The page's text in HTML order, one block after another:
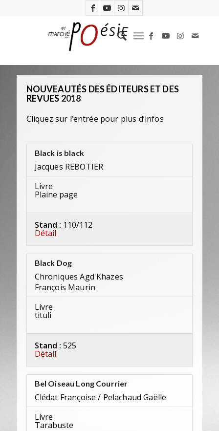
NOUVEAUTÉS DES ÉDITEURS ET DES
REVUES 2018
Cliquez sur l’entrée pour plus d’infos
Black is black
Jacques REBOTIER
Livre
Plaine page
Stand : 110/112
Détail
Black Dog
Chroniques Agd'Khazes
François Maurin
Livre
tituli
Stand : 525
Détail
Bel Oiseau Long Courrier
Clédat Françoise / Pelachaud Gaëlle
Livre
Tarabuste